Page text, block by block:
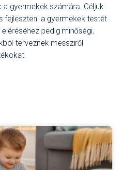
gyermekek számára. Céljuk
fejleszteni a gyermekek testét
pedig minőségi,
terveznek messziről